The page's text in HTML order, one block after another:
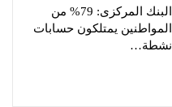
البنك المركزى: 79% من
المواطنين يمتلكون حسابات
نشطة…